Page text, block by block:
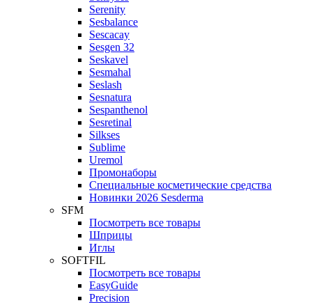
Serenity
Sesbalance
Sescacay
Sesgen 32
Seskavel
Sesmahal
Seslash
Sesnatura
Sespanthenol
Sesretinal
Silkses
Sublime
Uremol
Промонаборы
Специальные косметические средства
Новинки 2026 Sesderma
SFM
Посмотреть все товары
Шприцы
Иглы
SOFTFIL
Посмотреть все товары
EasyGuide
Precision